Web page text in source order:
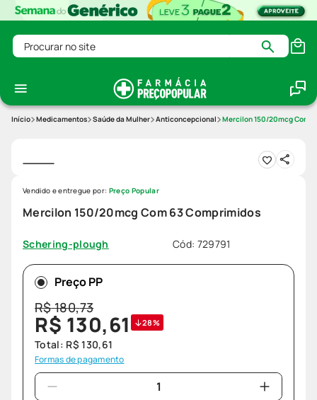
Procurar no site
Medicamentos Saúde da Mulher Anticoncepcional Mercilon 150/20mcg Com
Mercilon 150/20mcg Com 63 Comprimidos
Schering-plough Cód: 729791
Vendido e entregue por: Preço Popular
Preço PP
R$180,73
R$ 130,61 28%
Total: R$ 130,61
Formas de pagamento